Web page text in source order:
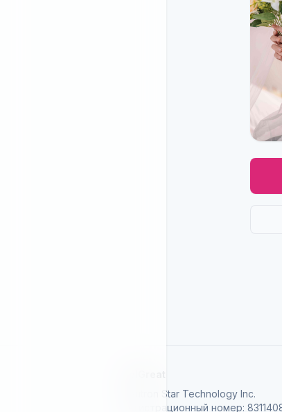
Neutron Star Technology Inc.
Регистрационный номер: